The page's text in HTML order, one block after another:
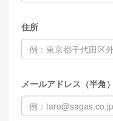
住所
メールアドレス（半角）